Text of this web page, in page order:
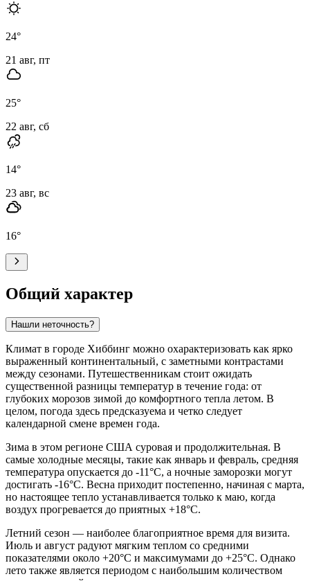
24°
21 авг, пт
25°
22 авг, сб
14°
23 авг, вс
16°
Общий характер
Нашли неточность?
Климат в городе Хиббинг можно охарактеризовать как ярко
выраженный континентальный, с заметными контрастами
между сезонами. Путешественникам стоит ожидать
существенной разницы температур в течение года: от
глубоких морозов зимой до комфортного тепла летом. В
целом, погода здесь предсказуема и четко следует
календарной смене времен года.
Зима в этом регионе США суровая и продолжительная. В
самые холодные месяцы, такие как январь и февраль, средняя
температура опускается до -11°C, а ночные заморозки могут
достигать -16°C. Весна приходит постепенно, начиная с марта,
но настоящее тепло устанавливается только к маю, когда
воздух прогревается до приятных +18°C.
Летний сезон — наиболее благоприятное время для визита.
Июль и август радуют мягким теплом со средними
показателями около +20°C и максимумами до +25°C. Однако
лето также является периодом с наибольшим количеством